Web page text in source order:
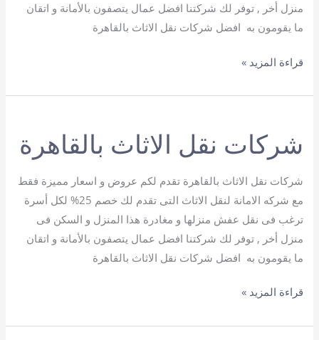
منزل أخر , توفر لك شركتنا افضل عمال يتصفون بالأمانة و اتقان
ما يقومون به افضل شركات نقل الاثاث بالقاهرة
افضل
نقل
بالقاهرة
قراءة المزيد »
شركات نقل الاثاث بالقاهرة
شركات نقل الاثاث بالقاهرة تقدم لكم عروض و اسعار مميزة فقط
مع شركه الامانة لنقل الاثاث التى تقدم لك خصم 25% لكل أسرة
ترغب فى نقل عفش منزلها و مغادرة هذا المنزل و السكن فى
منزل أخر , توفر لك شركتنا افضل عمال يتصفون بالأمانة و اتقان
ما يقومون به افضل شركات نقل الاثاث بالقاهرة
شركات
الاثاث
قراءة المزيد »